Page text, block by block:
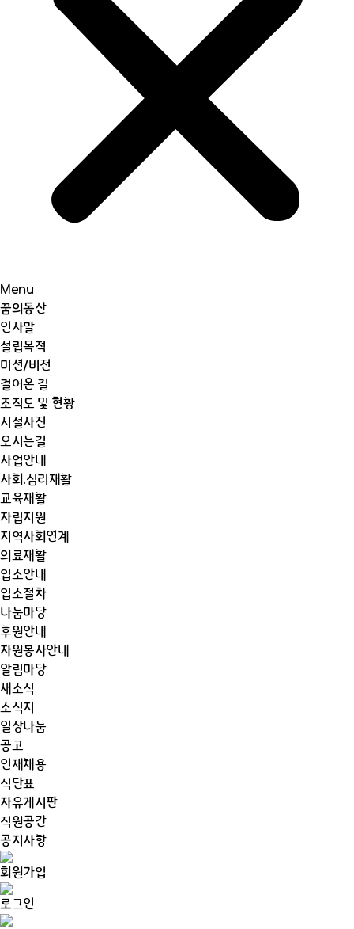
Menu
꿈의동산
인사말
설립목적
미션/비전
걸어온 길
조직도 및 현황
시설사진
오시는길
사업안내
사회.심리재활
교육재활
자립지원
지역사회연계
의료재활
입소안내
입소절차
나눔마당
후원안내
자원봉사안내
알림마당
새소식
소식지
일상나눔
공고
인재채용
식단표
자유게시판
직원공간
공지사항
회원가입
로그인